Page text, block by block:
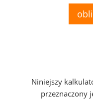
Niniejszy
przeznaczony